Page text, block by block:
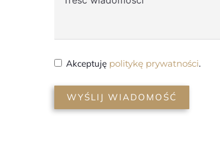
Akceptuję politykę prywatności.
WYŚLIJ WIADOMOŚĆ